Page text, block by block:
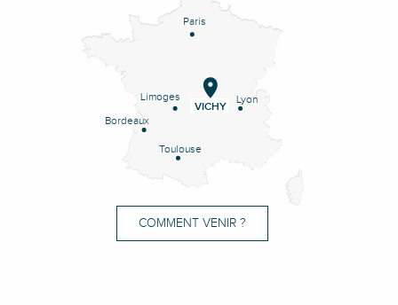
Paris
Lyon
Limoges
Bordeaux
Toulouse
VICHY
COMMENT VENIR ?